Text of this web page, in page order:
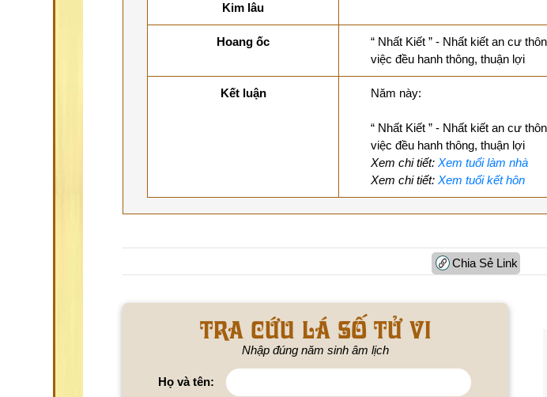
Kim lâu
Hoang ốc
“ Nhất Kiết ” - Nhất kiết an cư
việc đều hanh thông, thuận lợi
Kết luận Năm này:
“ Nhất Kiết ” - Nhất kiết an cư
việc đều hanh thông, thuận lợi
Xem chi tiết: Xem tuổi làm nhà
Xem chi tiết: Xem tuổi kết hôn
Chia Sẻ Link
Tra cứu lá số tử vi
Nhập đúng năm sinh âm lịch
Họ và tên: